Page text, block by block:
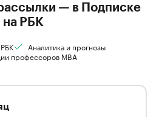
— в Подписке
на РБК
Аналитика и прогнозы
профессоров MBA